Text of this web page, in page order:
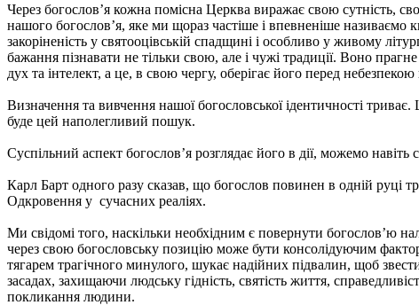
Через богослов’я кожна помісна Церква виражає свою сутність,
нашого богослов’я, яке ми щораз частіше і впевненіше називаємо
закоріненість у святооцівській спадщині і особливо у живому
бажання пізнавати не тільки свою, але і чужі традиції. Воно
дух та інтелект, а це, в свою чергу, оберігає його перед
Визначення та вивчення нашої богословської ідентичності
буде цей наполегливий пошук.
Суспільний аспект богослов’я розглядає його в дії, можемо
Карл Барт одного разу сказав, що богослов повинен в одній руці
Одкровення у сучасних реаліях.
Ми свідомі того, наскільки необхідним є повернути богослов’ю
через свою богословську позицію може бути консолідуючим
тягарем трагічного минулого, шукає надійних підвалин, щоб
засадах, захищаючи людську гідність, святість життя,
покликання людини.